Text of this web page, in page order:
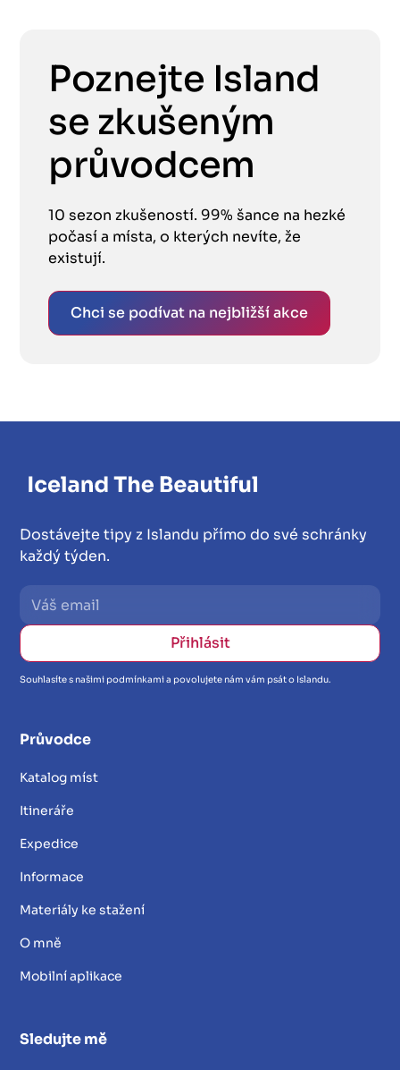
Poznejte Island
se zkušeným
průvodcem
10 sezon zkušeností. 99% šance na hezké
počasí a místa, o kterých nevíte, že
existují.
Chci se podívat na nejbližší akce
Dostávejte tipy z Islandu přímo do své schránky
každý týden.
Souhlasíte s našimi podmínkami a povolujete nám vám psát o Islandu.
Průvodce
Katalog míst
Itineráře
Expedice
Informace
Materiály ke stažení
O mně
Mobilní aplikace
Sledujte mě